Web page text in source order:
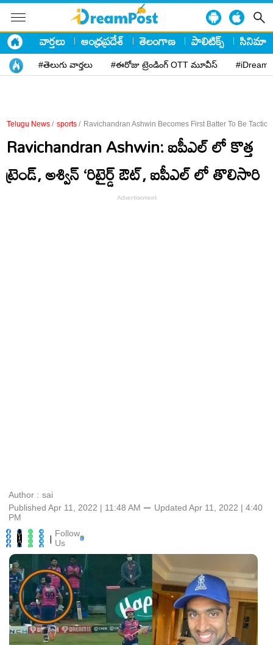
వార్తలు ఆంధ్రప్రదేశ్ తెలంగాణ పాలిటిక్స్ సినిమా
#తెలుగు వార్తలు #ఈరోజు ట్రెండింగ్ OTT మూవీస్
Telugu News / sports / Ravichandran Ashwin Becomes First Batter To Be
Ravichandran Ashwin: ఐపీఎల్ లో కొత్త
ట్రెండ్, అశ్విన్‌ ‘రిటైర్డ్‌ ఔట్‌, ఐపీఎల్‌ లో తొలిసారి
Author : sai
Published Apr 11, 2022 | 11:48 AM ⚊ Updated Apr 11, 2022 | 4:40
PM
| Follow
Us